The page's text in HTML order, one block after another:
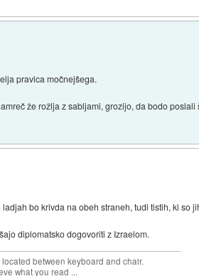
pravica močnejšega.
že rožlja z sabljami, grozijo, da bodo
bo krivda na obeh straneh, tudi tistih, ki so
diplomatsko dogovoriti z Izraelom.
between keyboard and chair.
what you read ...